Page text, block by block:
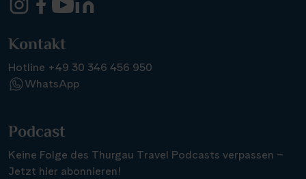
Kontakt
Hotline +49 30 346 456 950
WhatsApp
Podcast
Keine Folge des Thurgau Travel Podcasts verpassen –
Jetzt hier abonnieren!